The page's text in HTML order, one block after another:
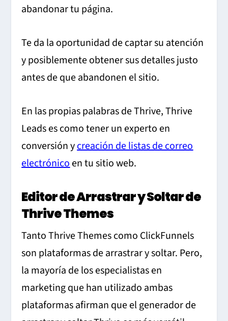
abandonar tu página.
Te da la oportunidad de captar su atención
y posiblemente obtener sus detalles justo
antes de que abandonen el sitio.
En las propias palabras de Thrive, Thrive
Leads es como tener un experto en
conversión ycreación de listas de correo
electrónicoen tu sitio web.
Editor de Arrastrar y Soltar de
Thrive Themes
Tanto Thrive Themes como ClickFunnels
son plataformas de arrastrar y soltar. Pero,
la mayoría de los especialistas en
marketing que han utilizado ambas
plataformas afirman que el generador de